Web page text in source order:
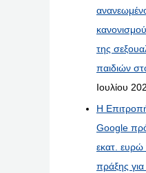
της
παιδιών
Ιουλίου
Η
Google
εκατ. ευρώ
πράξης για